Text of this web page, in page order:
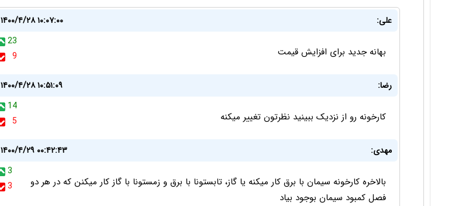
علی:
۱۴۰۰/۴/۲۸ ۱۰:۰۷:۰۰
23
9
بهانه جدید برای افزایش قیمت
رضا:
۱۴۰۰/۴/۲۸ ۱۰:۵۱:۰۹
14
5
کارخونه رو از نزدیک ببینید نظرتون تغییر میکنه
مهدی:
۱۴۰۰/۴/۲۹ ۰۰:۴۲:۴۳
3
3
بالاخره کارخونه سیمان با برق کار میکنه یا گاز، تابستونا با برق و زمستونا با گاز کار میکنن که در هر دو
فصل کمبود سیمان بوجود بیاد